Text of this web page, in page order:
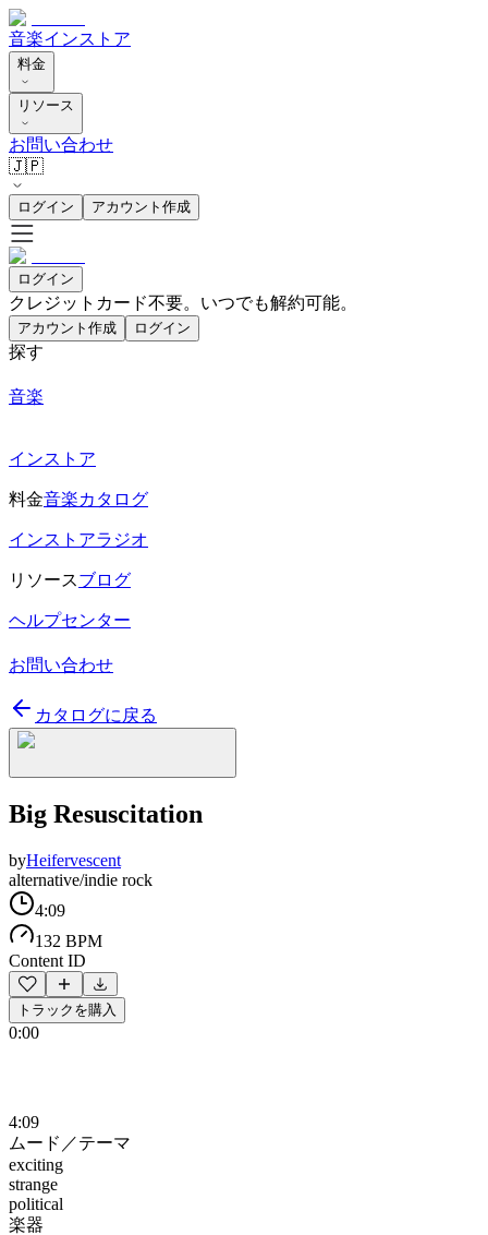
音楽インストア
料金
リソース
お問い合わせ
🇯🇵
ログイン アカウント作成
ログイン
クレジットカード不要。いつでも解約可能。
アカウント作成 ログイン
探す
音楽
インストア
料金音楽カタログ
インストアラジオ
リソースブログ
ヘルプセンター
お問い合わせ
カタログに戻る
Big Resuscitation
byHeifervescent
alternative/indie rock
4:09
132 BPM
Content ID
トラックを購入
0:00
4:09
ムード／テーマ
exciting
strange
political
楽器